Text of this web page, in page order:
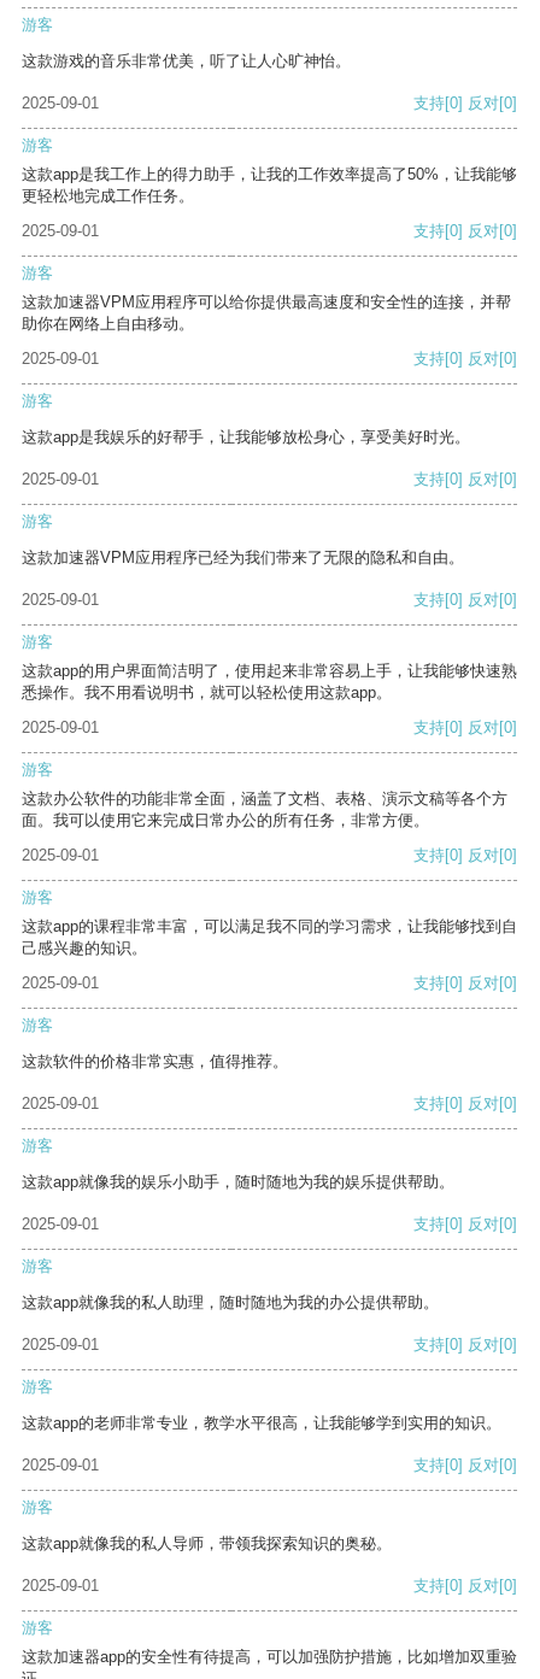
游客
这款游戏的音乐非常优美，听了让人心旷神怡。
2025-09-01 支持[0] 反对[0]
游客
这款app是我工作上的得力助手，让我的工作效率提高了50%，让我能够
更轻松地完成工作任务。
2025-09-01
支持[0] 反对[0]
游客
这款加速器VPM应用程序可以给你提供最高速度和安全性的连接，并帮
助你在网络上自由移动。
2025-09-01
支持[0] 反对[0]
游客
这款app是我娱乐的好帮手，让我能够放松身心，享受美好时光。
2025-09-01 支持[0] 反对[0]
游客
这款加速器VPM应用程序已经为我们带来了无限的隐私和自由。
2025-09-01 支持[0] 反对[0]
游客
这款app的用户界面简洁明了，使用起来非常容易上手，让我能够快速熟
悉操作。我不用看说明书，就可以轻松使用这款app。
2025-09-01
支持[0] 反对[0]
游客
这款办公软件的功能非常全面，涵盖了文档、表格、演示文稿等各个方
面。我可以使用它来完成日常办公的所有任务，非常方便。
2025-09-01
支持[0] 反对[0]
游客
这款app的课程非常丰富，可以满足我不同的学习需求，让我能够找到自
己感兴趣的知识。
2025-09-01
支持[0] 反对[0]
游客
这款软件的价格非常实惠，值得推荐。
2025-09-01 支持[0] 反对[0]
游客
这款app就像我的娱乐小助手，随时随地为我的娱乐提供帮助。
2025-09-01 支持[0] 反对[0]
游客
这款app就像我的私人助理，随时随地为我的办公提供帮助。
2025-09-01 支持[0] 反对[0]
游客
这款app的老师非常专业，教学水平很高，让我能够学到实用的知识。
2025-09-01 支持[0] 反对[0]
游客
这款app就像我的私人导师，带领我探索知识的奥秘。
2025-09-01 支持[0] 反对[0]
游客
这款加速器app的安全性有待提高，可以加强防护措施，比如增加双重验